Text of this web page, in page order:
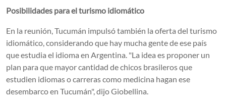
Posibilidades para el turismo idiomático
En la reunión, Tucumán impulsó también la oferta del turismo
idiomático, considerando que hay mucha gente de ese país
que estudia el idioma en Argentina. "La idea es proponer un
plan para que mayor cantidad de chicos brasileros que
estudien idiomas o carreras como medicina hagan ese
desembarco en Tucumán", dijo Giobellina.